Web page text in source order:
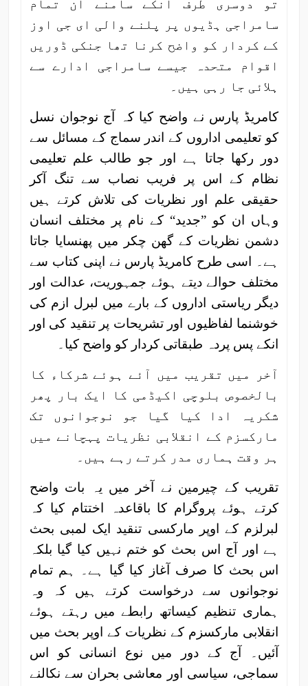
تو دوسری طرف انکے سامنے ان تمام
سامراجی ہڈیوں پر پلنے والی ای جی اوز
کے کردار کو واضح کرنا تھا جنکی ڈوریں
اقوام متحدہ جیسے سامراجی ادارے سے
ہلائی جا رہی ہیں۔
کامریڈ پارس نے واضح کیا کہ آج نوجوان نسل
کو تعلیمی اداروں کے اندر سماج کے مسائل سے
دور رکھا جاتا ہے اور جو طالب علم تعلیمی
نظام کے اس پر فریب نصاب سے تنگ آکر
حقیقی علم اور نظریات کی تلاش کرتے ہیں
وہاں ان کو ”جدید“ کے نام پر مختلف انسان
دشمن نظریات کے گھن چکر میں پھنسایا جاتا
ہے۔ اسی طرح کامریڈ پارس نے اپنی کتاب سے
مختلف حوالے دیتے ہوئے جمہوریت، عدالت اور
دیگر ریاستی اداروں کے بارے میں لبرل ازم کی
خوشنما لفاظیوں اور تشریحات پر تنقید کی اور
انکے پس پردہ طبقاتی کردار کو واضح کیا۔
آخر میں تقریب میں آئے ہوئے شرکاء کا
بالخصوص بلوچی اکیڈمی کا ایک بار پھر
شکریہ ادا کیا گیا جو نوجوانوں تک
مارکسزم کے انقلابی نظریات پہچانے میں
ہر وقت ہماری مدر کرتے رہے ہیں۔
تقریب کے چیرمین نے آخر میں یہ بات واضح
کرتے ہوئے پروگرام کا باقاعدہ اختتام کیا کہ
لبرلزم کے اوپر مارکسی تنقید ایک لمبی بحث
ہے اور آج اس بحث کو ختم نہیں کیا گیا بلکہ
اس بحث کا صرف آغاز کیا گیا ہے۔ ہم تمام
نوجوانوں سے درخواست کرتے ہیں کہ وہ
ہماری تنظیم کیساتھ رابطے میں رہتے ہوئے
انقلابی مارکسزم کے نظریات کے اوپر بحث میں
آئیں۔ آج کے دور میں نوع انسانی کو اس
سماجی، سیاسی اور معاشی بحران سے نکالنے